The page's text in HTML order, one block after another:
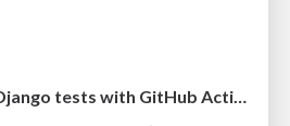
Lightning talk: Run Django tests with GitHub Actions